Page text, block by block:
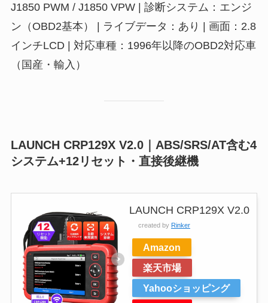
J1850 PWM / J1850 VPW | 診断システム：エンジ
ン（OBD2基本） | ライブデータ：あり | 画面：2.8
インチLCD | 対応車種：1996年以降のOBD2対応車
（国産・輸入）
LAUNCH CRP129X V2.0｜ABS/SRS/AT含む4
システム+12リセット・直接後継機
LAUNCH CRP129X V2.0
created by Rinker
Amazon
楽天市場
Yahooショッピング